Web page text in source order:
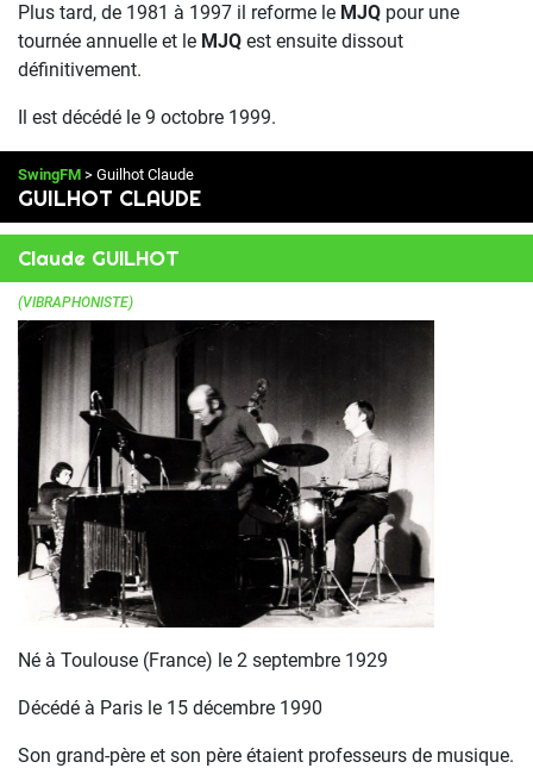
Plus tard, de 1981 à 1997 il reforme le MJQ pour une
tournée annuelle et le MJQ est ensuite dissout
définitivement.
Il est décédé le 9 octobre 1999.
SwingFM > Guilhot Claude
GUILHOT CLAUDE
Claude GUILHOT
(VIBRAPHONISTE)
Né à Toulouse (France) le 2 septembre 1929
Décédé à Paris le 15 décembre 1990
Son grand-père et son père étaient professeurs de musique.